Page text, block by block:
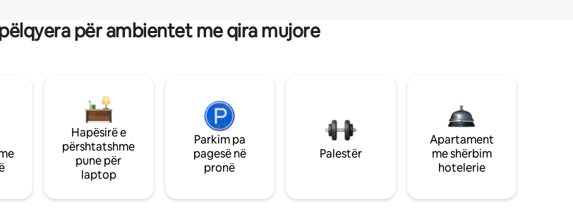
për ambientet me qira mujore
Hapësirë e
përshtatshme
pune për
laptop
Parkim pa
pagesë në
pronë
Palestër
Apartament
me shërbim
hotelerie